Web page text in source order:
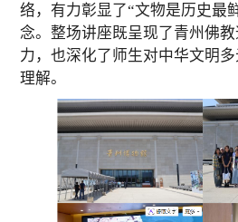
络， 有力彰显了“文物是历史最
念。整场讲座既呈现了青州佛
力，也深化了师生对中华文明
理解。